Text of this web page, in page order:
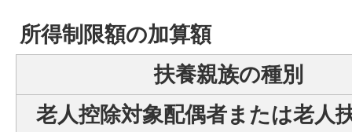
所得制限額の加算額
扶養親族の種別
老人控除対象配偶者または老人